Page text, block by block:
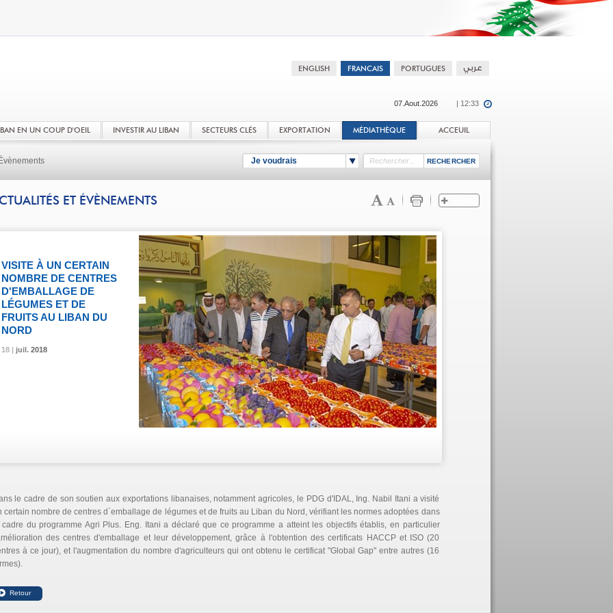
07.Aout.2026 | 12:33
EN UN COUP D'OEIL INVESTIR AU LIBAN SECTEURS CLÉS EXPORTATION MÉDIATHÈQUE ACCEUIL
Je voudrais
ET ÉVÈNEMENTS
18 | juil.2018
VISITE À UN CERTAIN
NOMBRE DE CENTRES
D'EMBALLAGE DE
LÉGUMES ET DE
FRUITS AU LIBAN DU
NORD
18 | juil.2018
18 | juil.2018
le cadre de son soutien aux exportations libanaises, notamment agricoles, le PDG d'IDAL, Ing. Nabil Itani a visité
certain nombre de centres d`emballage de légumes et de fruits au Liban du Nord, vérifiant les normes adoptées dans
du programme Agri Plus. Eng. Itani a déclaré que ce programme a atteint les objectifs établis, en particulier
des centres d'emballage et leur développement, grâce à l'obtention des certificats HACCP et ISO (20
à ce jour), et l'augmentation du nombre d'agriculteurs qui ont obtenu le certificat "Global Gap" entre autres (16